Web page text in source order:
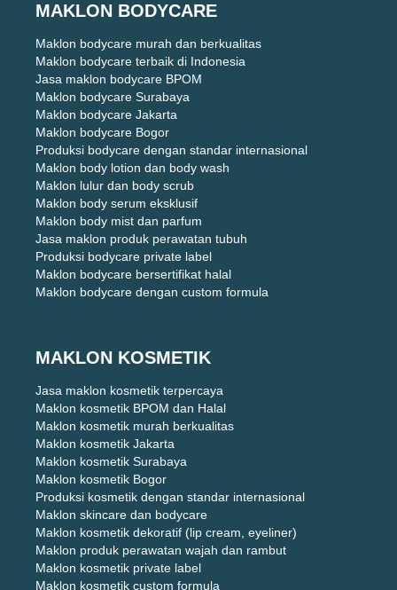
MAKLON BODYCARE
Maklon bodycare murah dan berkualitas
Maklon bodycare terbaik di Indonesia
Jasa maklon bodycare BPOM
Maklon bodycare Surabaya
Maklon bodycare Jakarta
Maklon bodycare Bogor
Produksi bodycare dengan standar internasional
Maklon body lotion dan body wash
Maklon lulur dan body scrub
Maklon body serum eksklusif
Maklon body mist dan parfum
Jasa maklon produk perawatan tubuh
Produksi bodycare private label
Maklon bodycare bersertifikat halal
Maklon bodycare dengan custom formula
MAKLON KOSMETIK
Jasa maklon kosmetik terpercaya
Maklon kosmetik BPOM dan Halal
Maklon kosmetik murah berkualitas
Maklon kosmetik Jakarta
Maklon kosmetik Surabaya
Maklon kosmetik Bogor
Produksi kosmetik dengan standar internasional
Maklon skincare dan bodycare
Maklon kosmetik dekoratif (lip cream, eyeliner)
Maklon produk perawatan wajah dan rambut
Maklon kosmetik private label
Maklon kosmetik custom formula